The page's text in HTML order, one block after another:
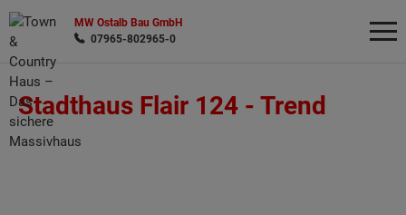
MW Ostalb Bau GmbH
07965-802965-0
Stadthaus Flair 124 - Trend
Wonach möchten Sie suchen?